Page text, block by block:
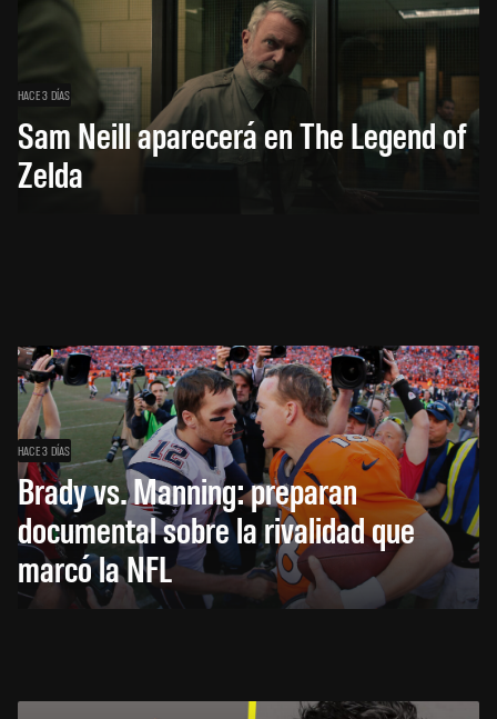
HACE 3 DÍAS
Sam Neill aparecerá en The Legend of
Zelda
HACE 3 DÍAS
Brady vs. Manning: preparan
documental sobre la rivalidad que
marcó la NFL